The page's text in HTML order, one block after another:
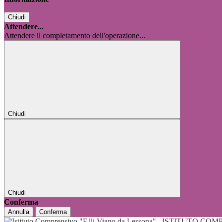
Chiudi
Attendere...
Attendere il completamento dell'operazione...
Chiudi
Chiudi
Conferma
Annulla Conferma